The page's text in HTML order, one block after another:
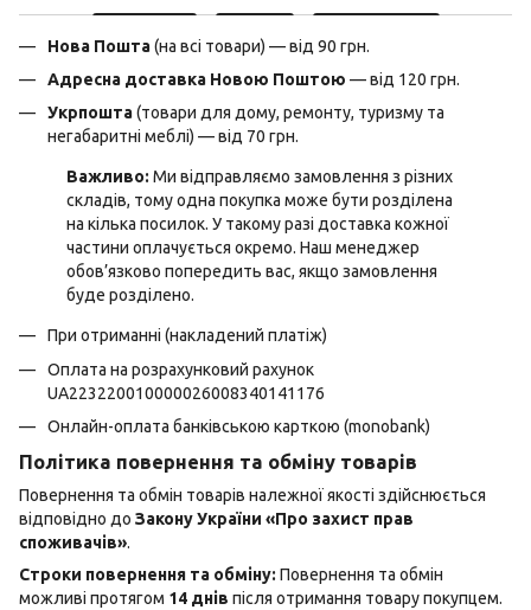
Нова Пошта(на всі товари) — від 90 грн.
Адресна доставка Новою Поштою — від 120 грн.
Укрпошта(товари для дому, ремонту, туризму та
негабаритні меблі) — від 70 грн.
Важливо: Ми відправляємо замовлення з різних
складів, тому одна покупка може бути розділена
на кілька посилок. У такому разі доставка кожної
частини оплачується окремо. Наш менеджер
обов’язково попередить вас, якщо замовлення
буде розділено.
При отриманні (накладений платіж)
Оплата на розрахунковий рахунок
UA223220010000026008340141176
Онлайн-оплата банківською карткою (monobank)
Політика повернення та обміну товарів
Повернення та обмін товарів належної якості здійснюється
відповідно до Закону України «Про захист прав
споживачів».
Строки повернення та обміну: Повернення та обмін
можливі протягом 14 днів після отримання товару покупцем.